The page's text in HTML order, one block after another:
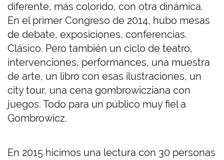
diferente, más colorido, con otra dinámica.
En el primer Congreso de 2014, hubo mesas
de debate, exposiciones, conferencias.
Clásico. Pero también un ciclo de teatro,
intervenciones, performances, una muestra
de arte, un libro con esas ilustraciones, un
city tour, una cena gombrowicziana con
juegos. Todo para un público muy fiel a
Gombrowicz.
En 2015 hicimos una lectura con 30 personas